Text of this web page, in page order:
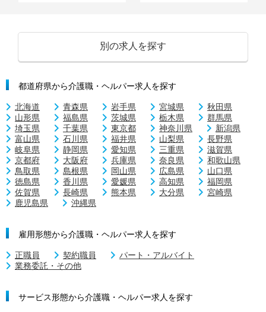
別の求人を探す
都道府県から介護職・ヘルパー求人を探す
北海道 青森県 岩手県 宮城県
秋田県
山形県
福島県 茨城県 栃木県
群馬県
埼玉県
千葉県 東京都 神奈川県
新潟県
富山県
石川県 福井県 山梨県
長野県
岐阜県
静岡県 愛知県 三重県
滋賀県
京都府
大阪府 兵庫県 奈良県
和歌山県
鳥取県
島根県 岡山県 広島県
山口県
徳島県
香川県 愛媛県 高知県
福岡県
佐賀県
長崎県 熊本県 大分県
宮崎県
鹿児島県
沖縄県
雇用形態から介護職・ヘルパー求人を探す
正職員 契約職員
パート・アルバイト
業務委託・その他
サービス形態から介護職・ヘルパー求人を探す